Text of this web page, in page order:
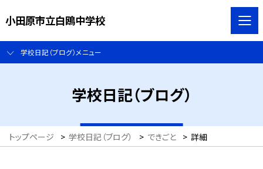
小田原市立白鴎中学校
学校日記（ブログ）メニュー
学校日記（ブログ）
トップページ > 学校日記（ブログ） > できごと > 詳細